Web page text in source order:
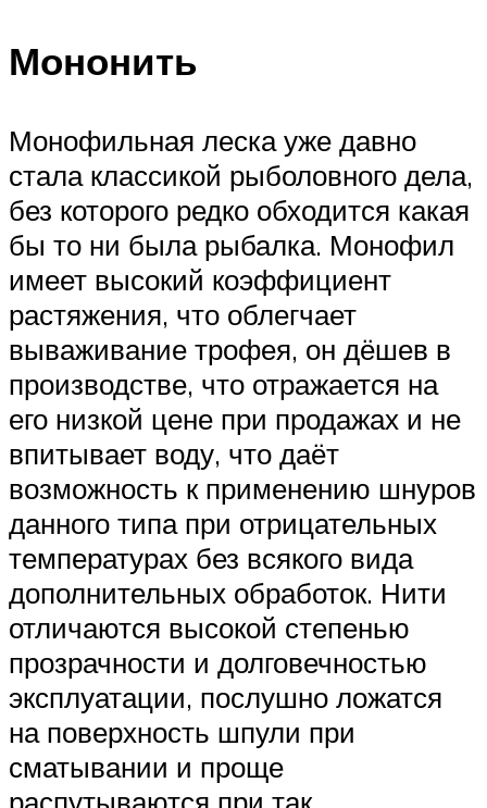
Мононить
Монофильная леска уже давно
стала классикой рыболовного дела,
без которого редко обходится какая
бы то ни была рыбалка. Монофил
имеет высокий коэффициент
растяжения, что облегчает
вываживание трофея, он дёшев в
производстве, что отражается на
его низкой цене при продажах и не
впитывает воду, что даёт
возможность к применению шнуров
данного типа при отрицательных
температурах без всякого вида
дополнительных обработок. Нити
отличаются высокой степенью
прозрачности и долговечностью
эксплуатации, послушно ложатся
на поверхность шпули при
сматывании и проще